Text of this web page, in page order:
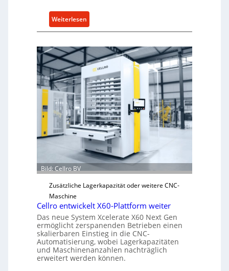
Weiterlesen:
M
c
h
n
i
c
h
e
r
Ü
b
r
s
t
s
c
Bild: Cellro BV
Zusätzliche Lagerkapazität oder weitere CNC-
Maschine
Cellro entwickelt X60-Plattform weiter
Das neue System Xcelerate X60 Next Gen
ermöglicht zerspanenden Betrieben einen
skalierbaren Einstieg in die CNC-
Automatisierung, wobei Lagerkapazitäten
und Maschinenanzahlen nachträglich
erweitert werden können.